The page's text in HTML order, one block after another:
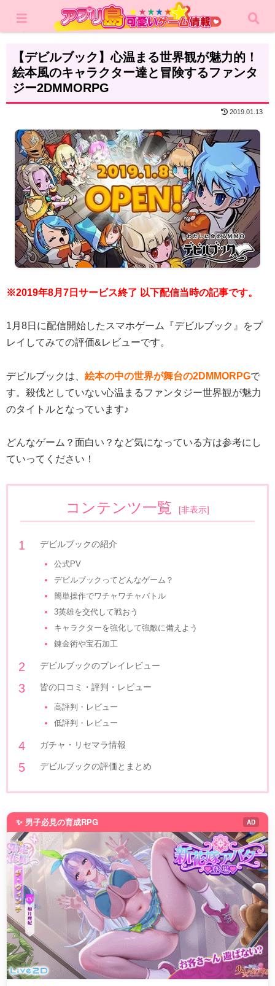
レビュー MMORPG
【デビルブック】心温まる世界観が魅力的！
絵本風のキャラクター達と冒険するファンタ
ジー2DMMORPG
2019.01.13
※2019年8月7日サービス終了 以下配信当時の記事です。
1月8日に配信開始したスマホゲーム『デビルブック』をプ
レイしてみての評価&レビューです。
デビルブックは、 絵本の中の世界が舞台の2DMMORPGで
す。殺伐としていない心温まるファンタジー世界観が魅力
のタイトルとなっています♪
どんなゲーム？面白い？など気になっている方は参考にし
ていってください！
コンテンツ一覧 [非表示]
デビルブックの紹介
公式PV
デビルブックってどんなゲーム？
簡単操作でワチャワチャバトル
3英雄を交代して戦おう
キャラクターを強化して強敵に備えよう
錬金術や宝石加工
デビルブックのプレイレビュー
皆の口コミ・評判・レビュー
高評判・レビュー
低評判・レビュー
ガチャ・リセマラ情報
デビルブックの評価とまとめ
✨ 男子必見の育成RPG AD